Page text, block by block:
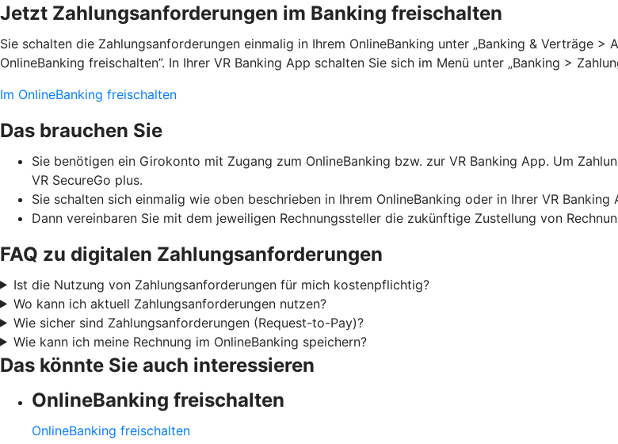
Jetzt Zahlungsanforderungen im Banking freischalten
Sie schalten die Zahlungsanforderungen einmalig in Ihrem OnlineBanking unter „Banking & Verträge
OnlineBanking freischalten”. In Ihrer VR Banking App schalten Sie sich im Menü unter „Banking >
Im OnlineBanking freischalten
Das brauchen Sie
Sie benötigen ein Girokonto mit Zugang zum OnlineBanking bzw. zur VR Banking App. Um
VR SecureGo plus.
Sie schalten sich einmalig wie oben beschrieben in Ihrem OnlineBanking oder in Ihrer VR Banking
Dann vereinbaren Sie mit dem jeweiligen Rechnungssteller die zukünftige Zustellung von
FAQ zu digitalen Zahlungsanforderungen
Ist die Nutzung von Zahlungsanforderungen für mich kostenpflichtig?
Wo kann ich aktuell Zahlungsanforderungen nutzen?
Wie sicher sind Zahlungsanforderungen (Request-to-Pay)?
Wie kann ich meine Rechnung im OnlineBanking speichern?
Das könnte Sie auch interessieren
OnlineBanking freischalten
OnlineBanking freischalten